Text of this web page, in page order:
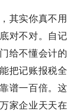
其实你真不用
对不对。自记
给不懂会计的
把记账报税全
谱一百倍。这
家企业天天在